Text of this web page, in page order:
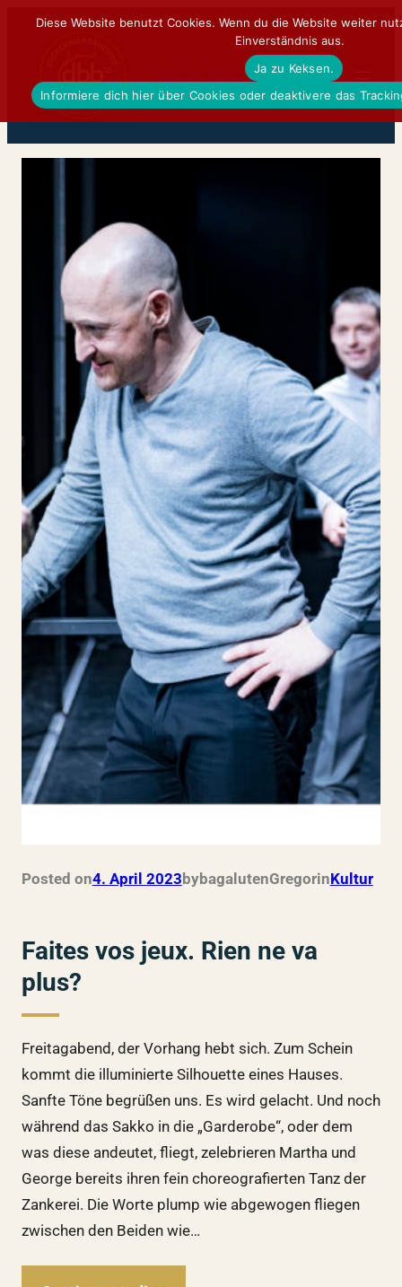
DickerBierBauchDE
Posted on4. April 2023bybagalutenGregorinKultur
Faites vos jeux. Rien ne va
plus?
Freitagabend, der Vorhang hebt sich. Zum Schein
kommt die illuminierte Silhouette eines Hauses.
Sanfte Töne begrüßen uns. Es wird gelacht. Und noch
während das Sakko in die „Garderobe“, oder dem
was diese andeutet, fliegt, zelebrieren Martha und
George bereits ihren fein choreografierten Tanz der
Zankerei. Die Worte plump wie abgewogen fliegen
zwischen den Beiden wie…
Diese Website benutzt Cookies. Wenn du die Website weiter
Einverständnis aus.
Ja zu Keksen.
Informiere dich hier über Cookies oder deaktivere das